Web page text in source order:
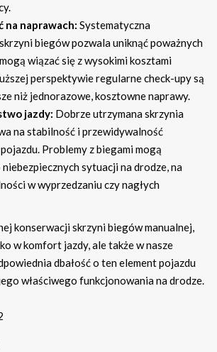
na naprawach: Systematyczna
biegów pozwala uniknąć poważnych
wiązać się z wysokimi kosztami
perspektywie regularne check-upy są
niż jednorazowe, kosztowne naprawy.
jazdy: Dobrze utrzymana skrzynia
na stabilność i przewidywalność
Problemy z biegami mogą
sytuacji na drodze, na
w wyprzedzaniu czy nagłych
konserwacji skrzyni biegów manualnej,
w komfort jazdy, ale także w nasze
dbałość o ten element pojazdu
właściwego funkcjonowania na drodze.